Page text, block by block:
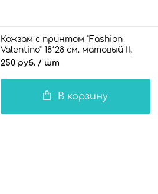
Кожзам с принтом "Fashion
Valentino" 18*28 см. матовый II,
пустынный шалфей
250 руб. / шт
В корзину